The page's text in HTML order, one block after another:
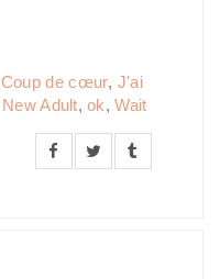
Coup de cœur, J'ai
New Adult,ok,Wait